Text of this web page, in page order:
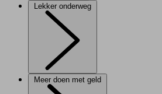
Lekker onderweg
Meer doen met geld